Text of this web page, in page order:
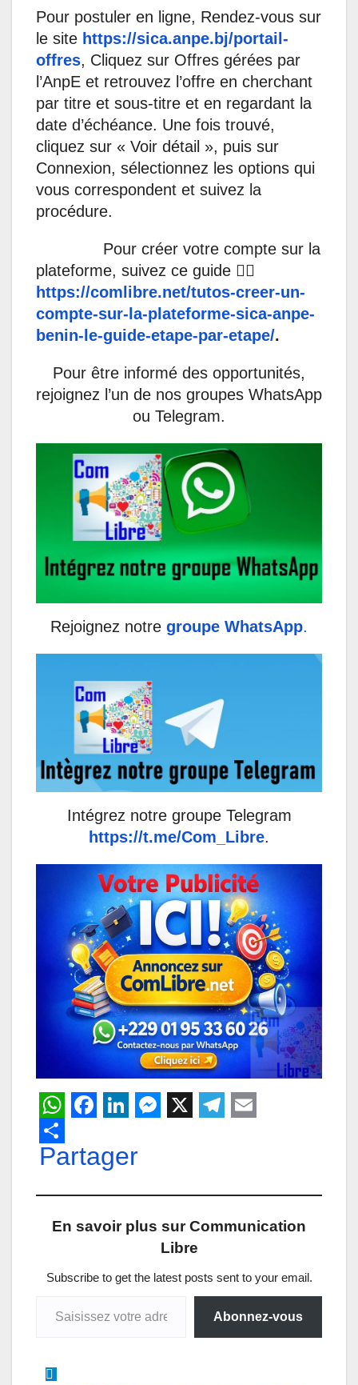
Pour postuler en ligne, Rendez-vous sur
le site https://sica.anpe.bj/portail-
offres, Cliquez sur Offres gérées par
l’AnpE et retrouvez l’offre en cherchant
par titre et sous-titre et en regardant la
date d’échéance. Une fois trouvé,
cliquez sur « Voir détail », puis sur
Connexion, sélectionnez les options qui
vous correspondent et suivez la
procédure.
Pour créer votre compte sur la
plateforme, suivez ce guide 👉🏽
https://comlibre.net/tutos-creer-un-
compte-sur-la-plateforme-sica-anpe-
benin-le-guide-etape-par-etape/.
Pour être informé des opportunités,
rejoignez l’un de nos groupes WhatsApp
ou Telegram.
Rejoignez notre groupe WhatsApp.
Intégrez notre groupe Telegram
https://t.me/Com_Libre.
W
h
p
a
b
o
k
i
e
I
n
e
e
g
e
g
a
m
l
Partager
En savoir plus sur Communication
Libre
Subscribe to get the latest posts sent to your email.
Abonnez-vous